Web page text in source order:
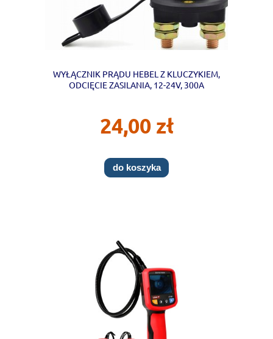
WYŁĄCZNIK PRĄDU HEBEL Z KLUCZYKIEM,
ODCIĘCIE ZASILANIA, 12-24V, 300A
24,00 zł
do koszyka